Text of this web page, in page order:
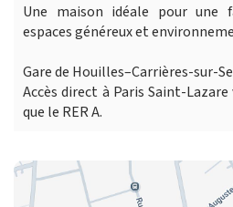
Une maison idéale pour une
espaces généreux et
Gare de Houilles–Carrières-sur-
Accès direct à Paris Saint-
que le RER A.